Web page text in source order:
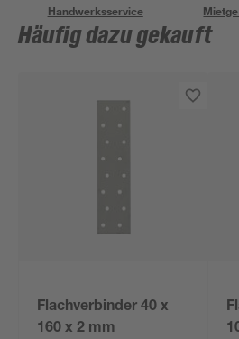
Handwerksservice
Häufig dazu gekauft
Flachverbinder 40 x
160 x 2 mm